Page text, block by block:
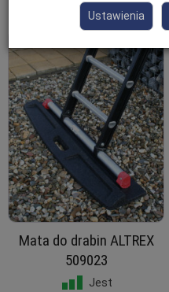
Mata do drabin ALTREX
509023
Jest
Ustawienia